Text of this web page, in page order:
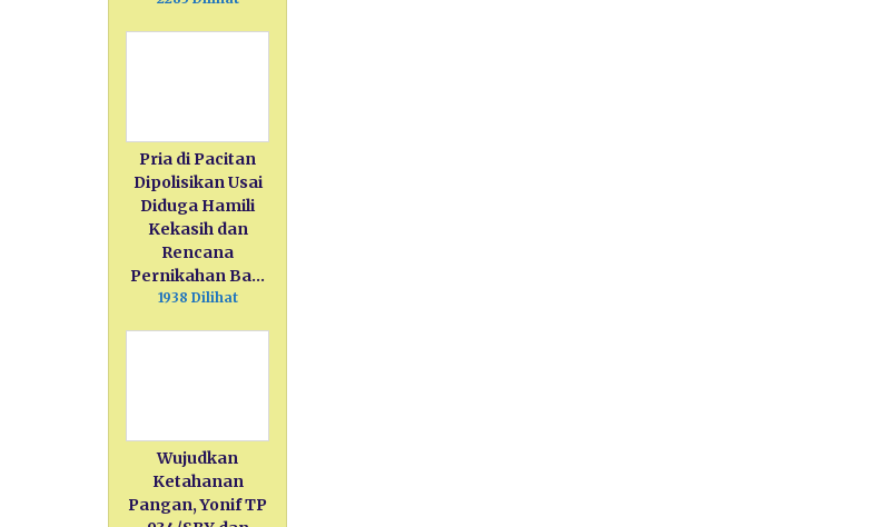
Pria di Pacitan
Dipolisikan Usai
Diduga Hamili
Kekasih dan
Rencana
Pernikahan Ba…
1938 Dilihat
Wujudkan
Ketahanan
Pangan, Yonif TP